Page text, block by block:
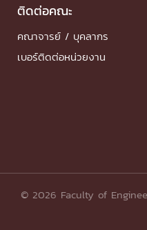
ติดต่อคณะ
คณาจารย์ / บุคลากร
เบอร์ติดต่อหน่วยงาน
© 2026 Faculty of